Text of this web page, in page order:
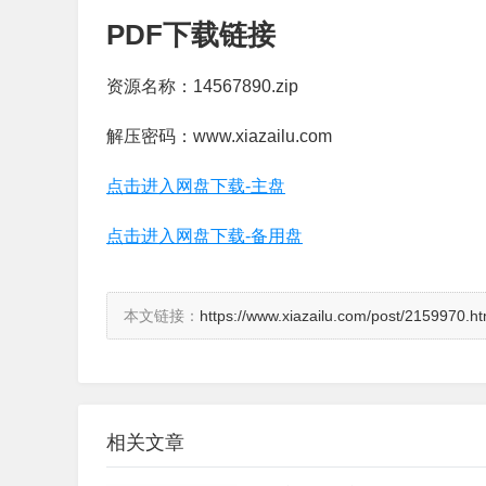
PDF下载链接
资源名称：14567890.zip
解压密码：www.xiazailu.com
点击进入网盘下载-主盘
点击进入网盘下载-备用盘
本文链接： https://www.xiazailu.com/post/
相关文章